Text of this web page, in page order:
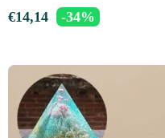
€14,14 -34%